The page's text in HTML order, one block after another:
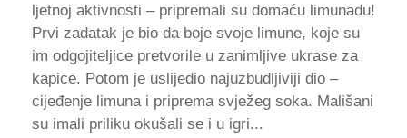
ljetnoj aktivnosti – pripremali su domaću limunadu!
Prvi zadatak je bio da boje svoje limune, koje su
im odgojiteljice pretvorile u zanimljive ukrase za
kapice. Potom je uslijedio najuzbudljiviji dio –
cijeđenje limuna i priprema svježeg soka. Mališani
su imali priliku okušali se i u igri...